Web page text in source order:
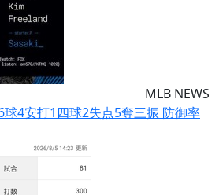
MLB NEWS
4安打1四球2失点5奪三振 防御率